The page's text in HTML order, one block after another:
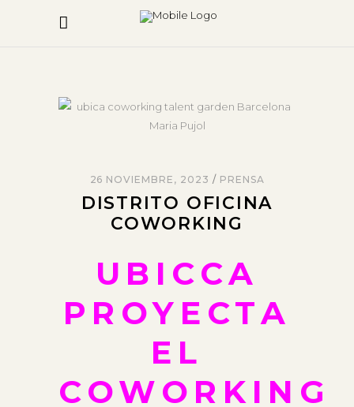
26 NOVIEMBRE, 2023 PRENSA
DISTRITO OFICINA
COWORKING
UBICCA
PROYECTA
EL
COWORKING